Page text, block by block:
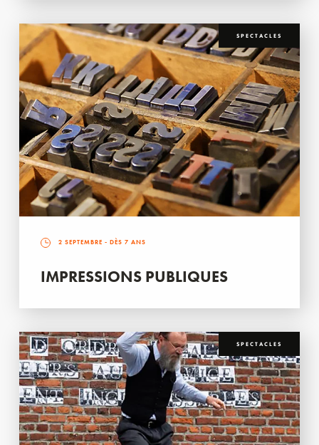
SPECTACLES
2 SEPTEMBRE - DÈS 7 ANS
IMPRESSIONS PUBLIQUES
SPECTACLES